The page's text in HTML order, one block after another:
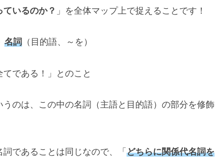
いるのか？ 」を全体マップ上で捉えることです！
名詞 （目的語、～を）
てである！」とのこと
うのは、この中の名詞（主語と目的語）の部分を修飾
詞であることは同じなので、「どちらに関係代名詞を